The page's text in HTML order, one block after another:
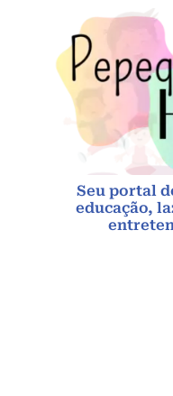
Seu portal
educação,